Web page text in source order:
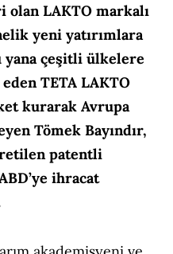
olan LAKTO markalı
yeni yatırımlara
yana çeşitli ülkelere
TETA LAKTO
kurarak Avrupa
Tömek Bayındır,
patentli
ihracat